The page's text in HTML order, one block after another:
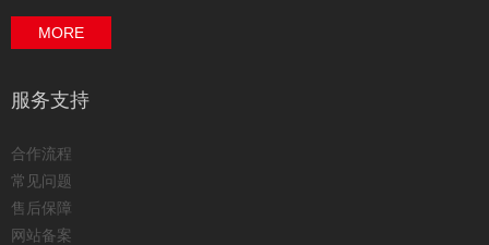
MORE
服务支持
合作流程
常见问题
售后保障
网站备案